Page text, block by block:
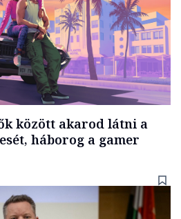
között akarod látni a
háborog a gamer